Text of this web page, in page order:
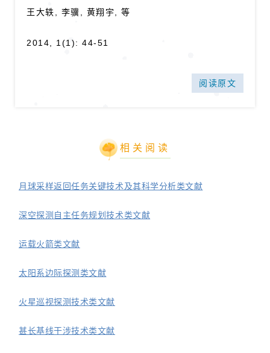
王大轶, 李骥, 黄翔宇, 等
2014, 1(1): 44-51
阅读原文
相关阅读
月球采样返回任务关键技术及其科学分析类文献
深空探测自主任务规划技术类文献
运载火箭类文献
太阳系边际探测类文献
火星巡视探测技术类文献
甚长基线干涉技术类文献